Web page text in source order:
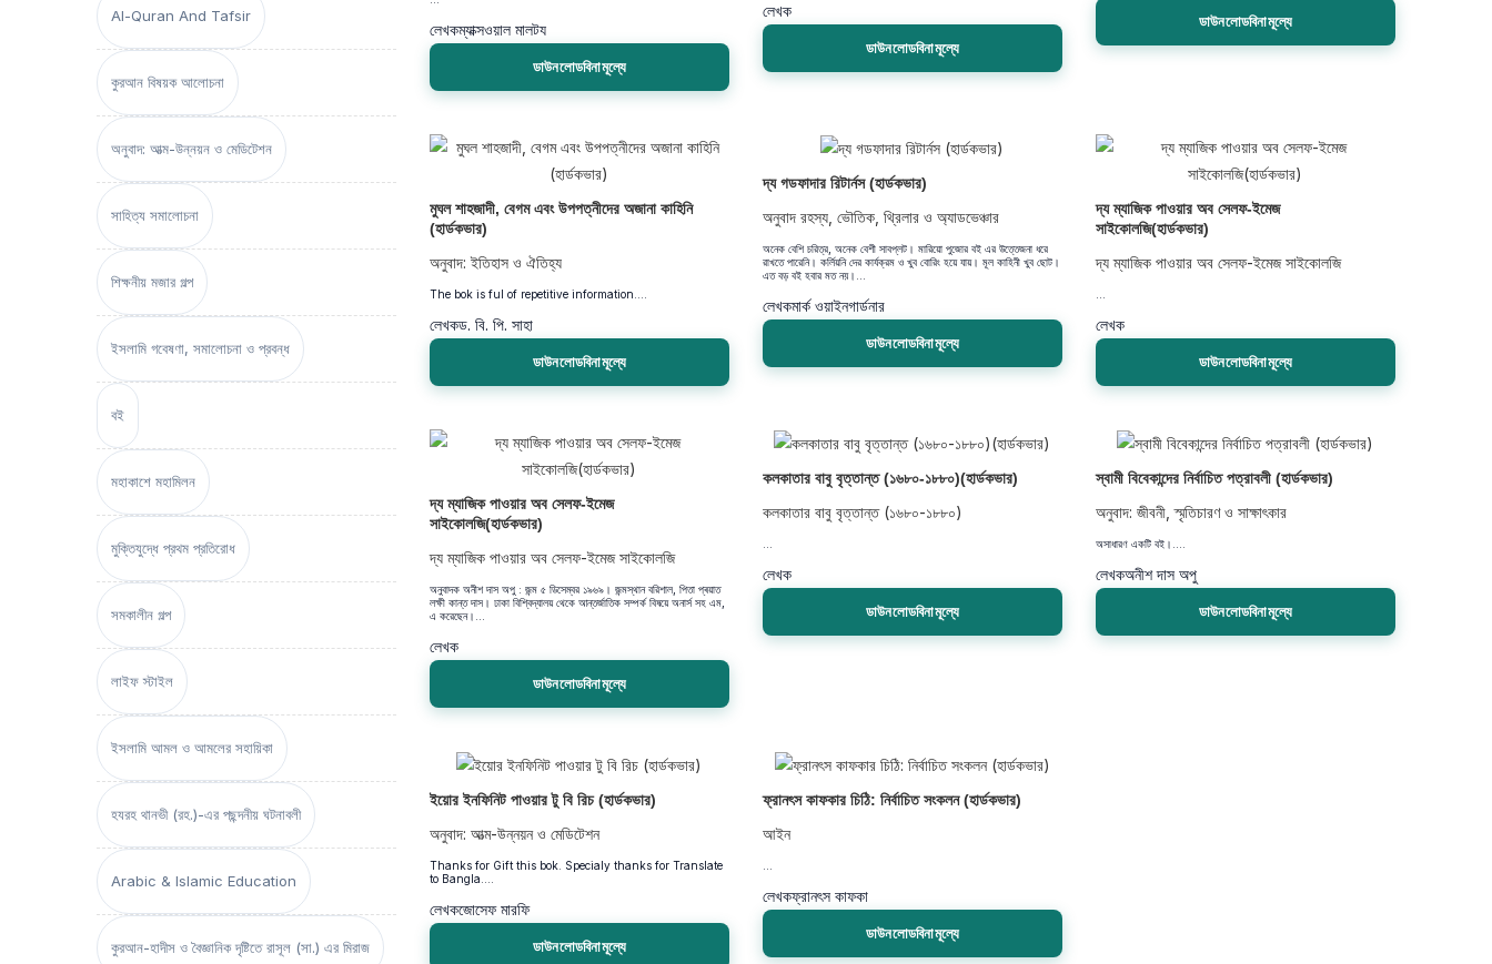
Al-Quran And Tafsir
কুরআন বিষয়ক আলোচনা
অনুবাদ: আত্ম-উন্নয়ন ও মেডিটেশন
সাহিত্য সমালোচনা
শিক্ষনীয় মজার গল্প
ইসলামি গবেষণা, সমালোচনা ও প্রবন্ধ
বই
মহাকাশে মহামিলন
মুক্তিযুদ্ধে প্রথম প্রতিরোধ
সমকালীন গল্প
লাইফ স্টাইল
ইসলামি আমল ও আমলের সহায়িকা
হযরহ থানভী (রহ.)-এর পছন্দনীয় ঘটনাবলী
Arabic & Islamic Education
কুরআন-হাদীস ও বৈজ্ঞানিক দৃষ্টিতে রাসূল (সা.) এর মিরাজ
লেখকম্যাক্সওয়াল মালটয
ডাউনলোডবিনামূল্যে
লেখক
ডাউনলোডবিনামূল্যে
ডাউনলোডবিনামূল্যে
মুঘল শাহজাদী, বেগম এবং উপপত্নীদের অজানা কাহিনি
(হার্ডকভার)
অনুবাদ: ইতিহাস ও ঐতিহ্য
The bok is ful of repetitive information....
লেখকড. বি. পি. সাহা
ডাউনলোডবিনামূল্যে
দ্য গডফাদার রিটার্নস (হার্ডকভার)
অনুবাদ রহস্য, ভৌতিক, থ্রিলার ও অ্যাডভেঞ্চার
অনেক বেশি চরিত্র, অনেক বেশী সাবপ্লট। মারিয়ো পুজোর বই এর উত্তেজনা ধরে
রাখতে পারেনি। কর্লিয়নি দের কার্যক্রম ও খুব বোরিং হয়ে যায়। মূল কাহিনী খুব ছোট।
এত বড় বই হবার মত নয়।...
লেখকমার্ক ওয়াইনগার্ডনার
ডাউনলোডবিনামূল্যে
দ্য ম্যাজিক পাওয়ার অব সেলফ-ইমেজ
সাইকোলজি(হার্ডকভার)
দ্য ম্যাজিক পাওয়ার অব সেলফ-ইমেজ সাইকোলজি
লেখক
ডাউনলোডবিনামূল্যে
দ্য ম্যাজিক পাওয়ার অব সেলফ-ইমেজ
সাইকোলজি(হার্ডকভার)
দ্য ম্যাজিক পাওয়ার অব সেলফ-ইমেজ সাইকোলজি
অনুবাদক অনীশ দাস অপু : জন্ম ৫ ডিসেম্বর ১৯৬৯। জন্মস্থান বরিশাল, পিতা প্ৰয়াত
লক্ষী কান্ত দাস। ঢাকা বিশ্বিদ্যালয় থেকে আন্তর্জাতিক সম্পর্ক বিষয়ে অনার্স সহ এম,
এ করেছেন।...
লেখক
ডাউনলোডবিনামূল্যে
কলকাতার বাবু বৃত্তান্ত (১৬৮০-১৮৮০)(হার্ডকভার)
কলকাতার বাবু বৃত্তান্ত (১৬৮০-১৮৮০)
লেখক
ডাউনলোডবিনামূল্যে
স্বামী বিবেকান্দের নির্বাচিত পত্রাবলী (হার্ডকভার)
অনুবাদ: জীবনী, স্মৃতিচারণ ও সাক্ষাৎকার
অসাধারণ একটি বই।....
লেখকঅনীশ দাস অপু
ডাউনলোডবিনামূল্যে
ইয়োর ইনফিনিট পাওয়ার টু বি রিচ (হার্ডকভার)
অনুবাদ: আত্ম-উন্নয়ন ও মেডিটেশন
Thanks for Gift this bok. Specialy thanks for Translate
to Bangla....
লেখকজোসেফ মারফি
ডাউনলোডবিনামূল্যে
ফ্রানৎস কাফকার চিঠি: নির্বাচিত সংকলন (হার্ডকভার)
আইন
লেখকফ্রানৎস কাফকা
ডাউনলোডবিনামূল্যে